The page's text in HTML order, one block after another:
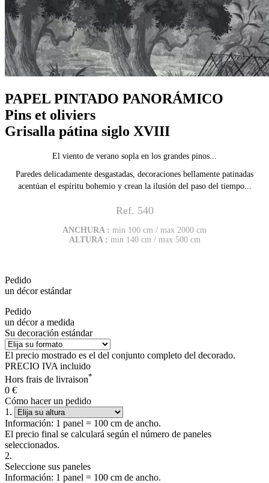
PAPEL PINTADO PANORÁMICO
Pins et oliviers
Grisalla pátina siglo XVIII
El viento de verano sopla en los grandes pinos...
Paredes delicadamente desgastadas, decoraciones bellamente patinadas
acentúan el espíritu bohemio y crean la ilusión del paso del tiempo...
Ref. 540
ANCHURA : min 100 cm / max 2000 cm
ALTURA : min 140 cm / max 500 cm
Pedido
un décor estándar
Pedido
un décor a medida
Su decoración estándar
El precio mostrado es el del conjunto completo del decorado.
PRECIO IVA incluido
Hors frais de livraison*
0 €
Cómo hacer un pedido
1.
Información: 1 panel = 100 cm de ancho.
El precio final se calculará según el número de paneles
seleccionados.
2.
Seleccione sus paneles
Información: 1 panel = 100 cm de ancho.